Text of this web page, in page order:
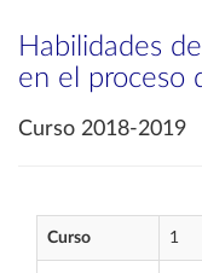
Habilidades
en el proceso
Curso 2018-2019
Curso 1